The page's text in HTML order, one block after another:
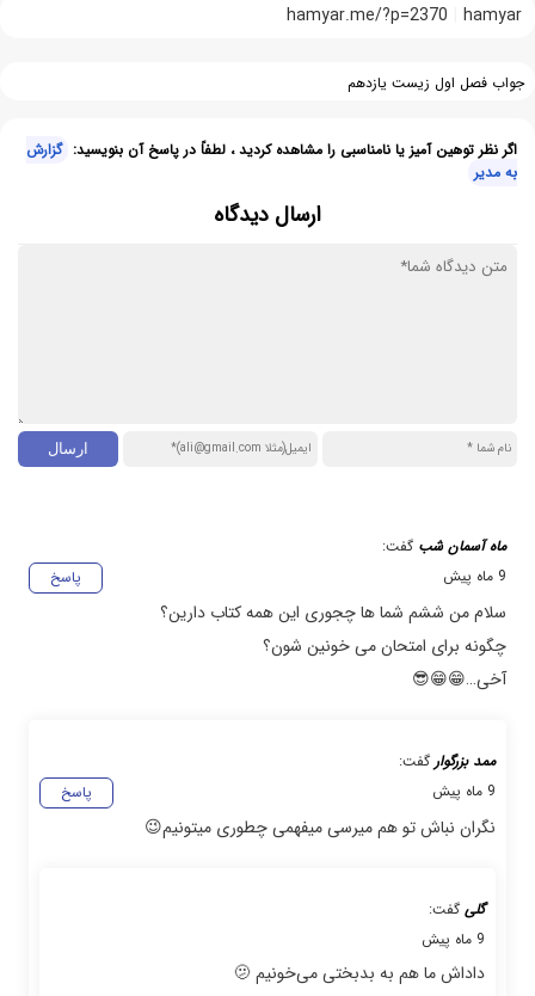
hamyar
hamyar.me/?p=2370
جواب فصل اول زیست یازدهم
اگر نظر توهین آمیز یا نامناسبی را مشاهده کردید ، لطفاً در پاسخ آن بنویسید: گزارش
به مدیر
ارسال دیدگاه
ماه آسمان شب گفت:
پاسخ
9 ماه پیش
سلام من ششم شما ها چجوری این همه کتاب دارین؟
چگونه برای امتحان می خونین شون؟
آخی…😁😁😎
ممد بزرگوار گفت:
پاسخ
9 ماه پیش
نگران نباش تو هم میرسی میفهمی چطوری میتونیم😉
گلی گفت:
9 ماه پیش
داداش ما هم به بدبختی می‌خونیم 🫤